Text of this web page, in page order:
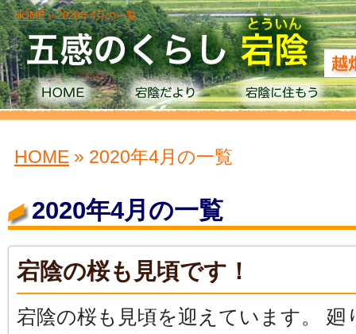
HOME» 2020年4月の一覧
HOME » 2020年4月の一覧
2020年4月の一覧
宕陰の桜も見頃です！
宕陰の桜も見頃を迎えています。 廻